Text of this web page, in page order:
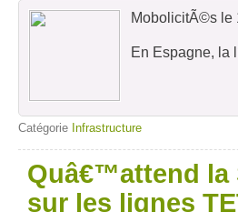
MobolicitÃ©s le
En Espagne, la
libÃ©ralisation
juillet 2013.
opÃ©rateurs
nouveau
Catégorie Infrastructure
Quâ€™attend la
sur les lignes